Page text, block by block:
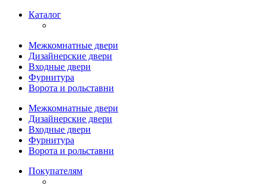
Каталог
Межкомнатные двери
Дизайнерские двери
Входные двери
Фурнитура
Ворота и рольставни
Межкомнатные двери
Дизайнерские двери
Входные двери
Фурнитура
Ворота и рольставни
Покупателям